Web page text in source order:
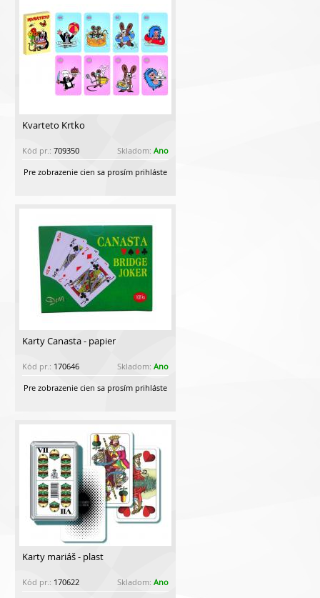
Kvarteto Krtko
Kód pr.: 709350 Skladom: Ano
Pre zobrazenie cien sa prosím prihláste
Karty Canasta - papier
Kód pr.: 170646 Skladom: Ano
Pre zobrazenie cien sa prosím prihláste
Karty mariáš - plast
Kód pr.: 170622 Skladom: Ano